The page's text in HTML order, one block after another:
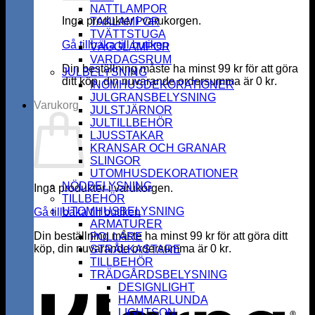
Inga produkter i varukorgen.
Gå tillbaka till butiken
Din beställning måste ha minst99 kr för att göra
ditt köp, din nuvarande ordersumma är 0 kr.
Varukorg
Inga produkter i varukorgen.
Gå tillbaka till butiken
Din beställning måste ha minst99 kr för att göra ditt
köp, din nuvarande ordersumma är 0 kr.
NATTLAMPOR
TAKLAMPOR
TVÄTTSTUGA
VÄGGLAMPOR
VARDAGSRUM
JULBELYSNING
INOMHUSDEKORATIONER
JULGRANSBELYSNING
JULSTJÄRNOR
JULTILLBEHÖR
LJUSSTAKAR
KRANSAR OCH GRANAR
SLINGOR
UTOMHUSDEKORATIONER
NÖDBELYSNING
TILLBEHÖR
UTOMHUSBELYSNING
ARMATURER
POLLARE
STRÅLKASTARE
TILLBEHÖR
TRÄDGÅRDSBELYSNING
DESIGNLIGHT
HAMMARLUNDA
LIGHTSON